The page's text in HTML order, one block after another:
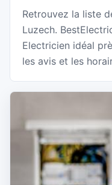
Retrouvez la liste
Luzech.
Electricien idéal
les avis et les